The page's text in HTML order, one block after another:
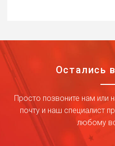
Остались
Просто позвоните нам или
почту и наш специалист
любому